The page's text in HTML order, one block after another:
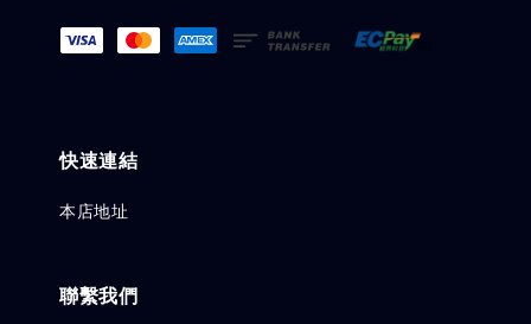
快速連結
本店地址
聯繫我們